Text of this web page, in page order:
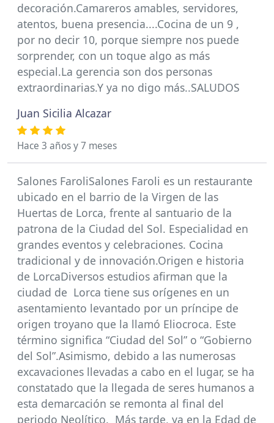
decoración.Camareros amables, servidores,
atentos, buena presencia....Cocina de un 9 ,
por no decir 10, porque siempre nos puede
sorprender, con un toque algo as más
especial.La gerencia son dos personas
extraordinarias.Y ya no digo más..SALUDOS
Juan Sicilia Alcazar
Hace 3 años y 7 meses
Salones FaroliSalones Faroli es un restaurante
ubicado en el barrio de la Virgen de las
Huertas de Lorca, frente al santuario de la
patrona de la Ciudad del Sol. Especialidad en
grandes eventos y celebraciones. Cocina
tradicional y de innovación.Origen e historia
de LorcaDiversos estudios afirman que la
ciudad de Lorca tiene sus orígenes en un
asentamiento levantado por un príncipe de
origen troyano que la llamó Eliocroca. Este
término significa “Ciudad del Sol” o “Gobierno
del Sol”.Asimismo, debido a las numerosas
excavaciones llevadas a cabo en el lugar, se ha
constatado que la llegada de seres humanos a
esta demarcación se remonta al final del
periodo Neolítico. Más tarde, ya en la Edad de